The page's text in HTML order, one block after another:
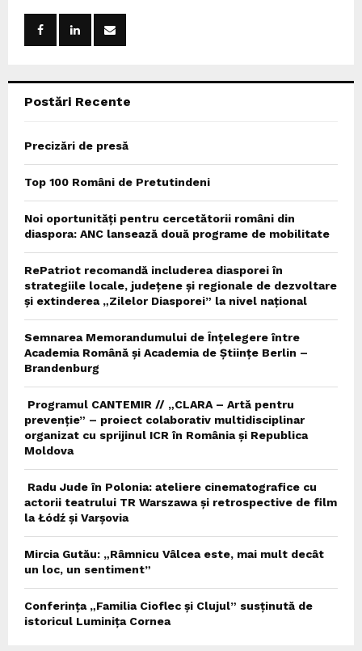
Postări Recente
Precizări de presă
Top 100 Români de Pretutindeni
Noi oportunități pentru cercetătorii români din
diaspora: ANC lansează două programe de mobilitate
RePatriot recomandă includerea diasporei în
strategiile locale, județene și regionale de dezvoltare
și extinderea „Zilelor Diasporei” la nivel național
Semnarea Memorandumului de Înțelegere între
Academia Română și Academia de Științe Berlin –
Brandenburg
Programul CANTEMIR // „CLARA – Artă pentru
prevenție” – proiect colaborativ multidisciplinar
organizat cu sprijinul ICR în România și Republica
Moldova
Radu Jude în Polonia: ateliere cinematografice cu
actorii teatrului TR Warszawa și retrospective de film
la Łódź și Varșovia
Mircia Gutău: „Râmnicu Vâlcea este, mai mult decât
un loc, un sentiment”
Conferința „Familia Cioflec și Clujul” susținută de
istoricul Luminița Cornea